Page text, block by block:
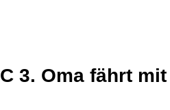
C 3. Oma fährt